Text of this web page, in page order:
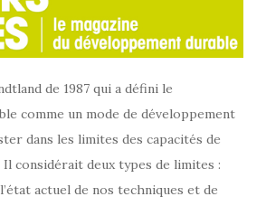
de 1987 qui a défini le
comme un mode de développement
dans les limites des capacités de
considérait deux types de limites :
actuel de nos techniques et de